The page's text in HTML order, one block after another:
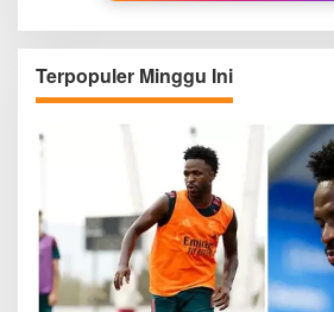
Terpopuler Minggu Ini